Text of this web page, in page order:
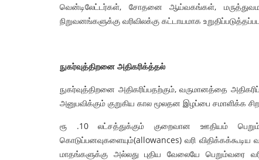
வென்டிலேட்டர்கள், சோதனை ஆய்வகங்கள்,
நிறுவனங்களுக்கு வரிவிலக்கு கட்டாயமாக
நுகர்வுத்திறனை அதிகரிக்த்தல்
நுகர்வுத்திறனை அதிகரிப்பதற்கும், வருமானத்தை
அனுபவிக்கும் குறுகிய கால மூலதன இழப்பை சமாளிக்க
ரூ .10 லட்சத்துக்கும் குறைவான ஊதியம்
கொடுப்பனவுகளையும்(allowances) வரி
மாதங்களுக்கு அல்லது புதிய வேலையே பெறும்வரை